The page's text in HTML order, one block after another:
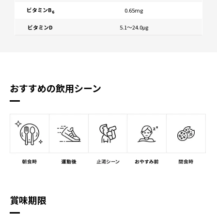
ビタミンB6 0.65mg
ビタミンD 5.1〜24.0μg
おすすめの飲用シーン
賞味期限